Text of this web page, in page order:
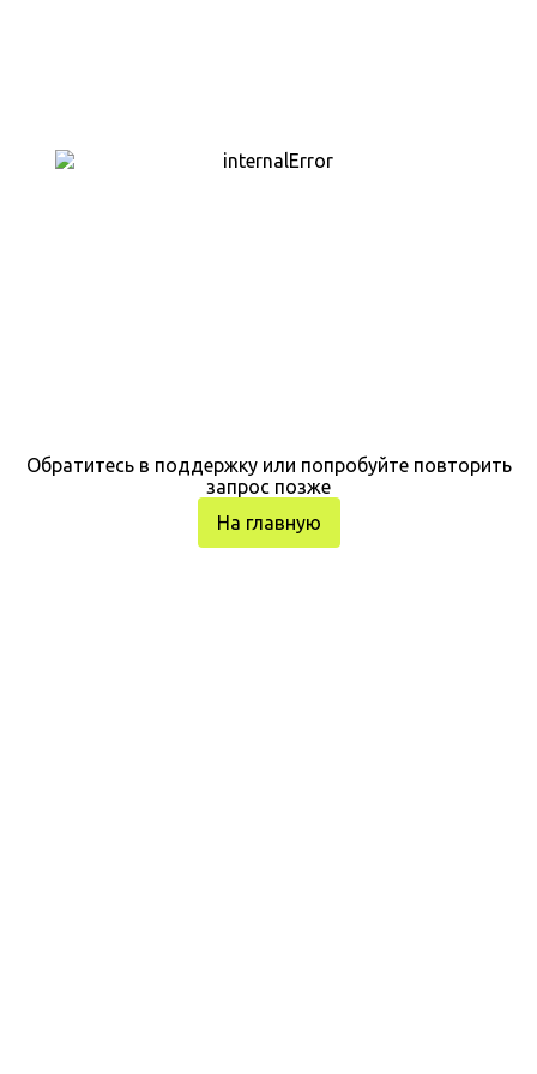
Обратитесь в поддержку или попробуйте повторить
запрос позже
На главную